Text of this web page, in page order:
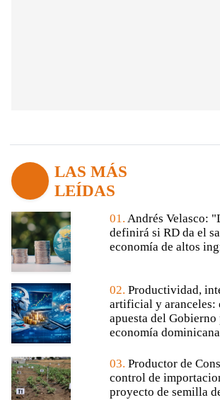
LAS MÁS
LEÍDAS
01. Andrés Velasco:
definirá si RD da el
economía de altos
02. Productividad,
artificial y aranceles:
apuesta del
economía dominicana
03. Productor de
control de
proyecto de semilla